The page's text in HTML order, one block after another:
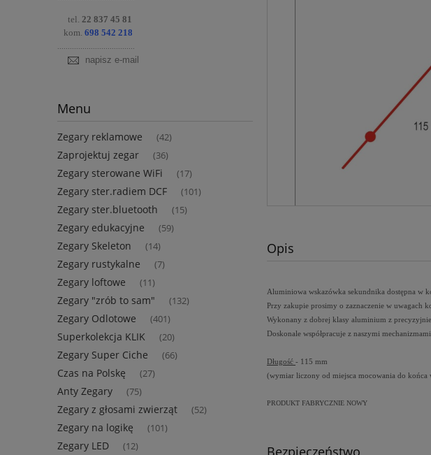
tel. 22 837 45 81
kom. 698 542 218
napisz e-mail
Menu
Zegary reklamowe (42)
Zaprojektuj zegar (36)
Zegary sterowane WiFi (17)
Zegary ster.radiem DCF (101)
Zegary ster.bluetooth (15)
Zegary edukacyjne (59)
Zegary Skeleton (14)
Zegary rustykalne (7)
Zegary loftowe (11)
Zegary "zrób to sam" (132)
Zegary Odlotowe (401)
Superkolekcja KLIK (20)
Zegary Super Ciche (66)
Czas na Polskę (27)
Anty Zegary (75)
Zegary z głosami zwierząt (52)
Zegary na logikę (101)
Zegary LED (12)
Opis
Aluminiowa wskazówka sekundnika dostępna w
Przy zakupie prosimy o zaznaczenie w uwagach
Wykonany z dobrej klasy aluminium z
Doskonale współpracuje z naszymi
Długość - 115 mm
(wymiar liczony od miejsca mocowania do końca
PRODUKT FABRYCZNIE NOWY
Bezpieczeństwo